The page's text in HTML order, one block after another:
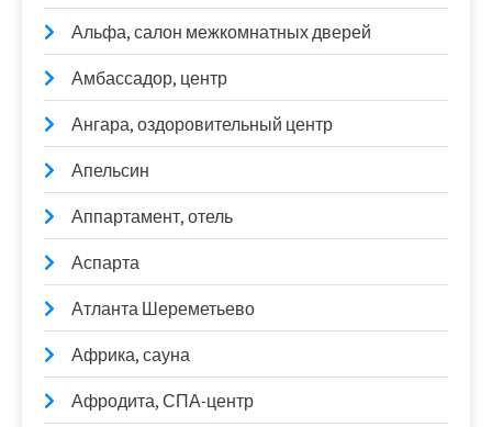
Альфа, салон межкомнатных дверей
Амбассадор, центр
Ангара, оздоровительный центр
Апельсин
Аппартамент, отель
Аспарта
Атланта Шереметьево
Африка, сауна
Афродита, СПА-центр